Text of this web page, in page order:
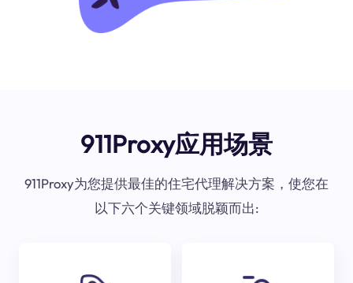
911Proxy应用场景
911Proxy为您提供最佳的住宅代理解决方案，使您在
以下六个关键领域脱颖而出: